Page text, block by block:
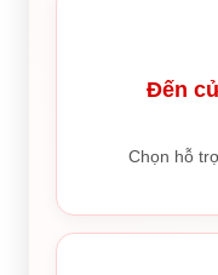
Đến
Chọn hỗ